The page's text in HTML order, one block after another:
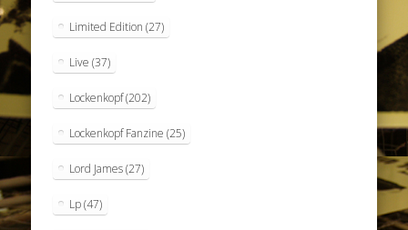
Limited Edition (27)
Live (37)
Lockenkopf(202)
Lockenkopf Fanzine (25)
Lord James(27)
Lp(47)